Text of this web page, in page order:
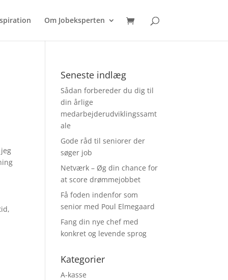
Om Jobeksperten
Seneste indlæg
Sådan forbereder du dig til
din årlige
medarbejderudviklingssamt
ale
Gode råd til seniorer der
søger job
Netværk – Øg din chance for
at score drømmejobbet
Få foden indenfor som
senior med Poul Elmegaard
Fang din nye chef med
konkret og levende sprog
Kategorier
A-kasse